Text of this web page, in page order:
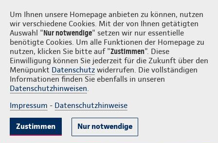
Um Ihnen unsere Homepage anbieten zu können, nutzen
wir verschiedene Cookies. Mit der von Ihnen getätigten
Auswahl "Nur notwendige" setzen wir nur essentielle
benötigte Cookies. Um alle Funktionen der Homepage zu
nutzen, klicken Sie bitte auf "Zustimmen". Diese
Einwilligung können Sie jederzeit für die Zukunft über den
Menüpunkt Datenschutz widerrufen. Die vollständigen
Informationen finden Sie ebenfalls in unseren
Datenschutzhinweisen.
Impressum - Datenschutzhinweise
Zustimmen Nur notwendige
Continentale vor Ort